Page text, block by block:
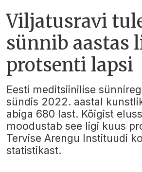
Viljatusravi
sünnib aastas
protsenti lapsi
Eesti meditsiinilise
sündis 2022. aastal
abiga 680 last. Kõigist
moodustab see ligi kuus
Tervise Arengu Instituudi
statistikast.